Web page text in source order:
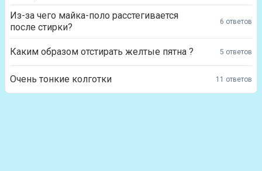
Из-за чего майка-поло расстегивается
после стирки?
6 ответов
Каким образом отстирать желтые пятна ? 5 ответов
Очень тонкие колготки 11 ответов